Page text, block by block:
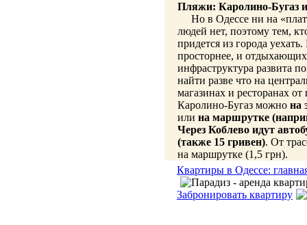
Пляжи: Каролино-Бугаз
Но в Одессе ни на
людей нет, поэтому тем,
придется из города
просторнее, и
инфраструктура развита
найти разве что на
магазинах и ресторанах
Каролино-Бугаз можно на
или на маршрутке
Через Коблево идут
(также 15 гривен). От
на маршрутке (1,5 грн).
Квартиры в Одессе:
Забронировать квартиру